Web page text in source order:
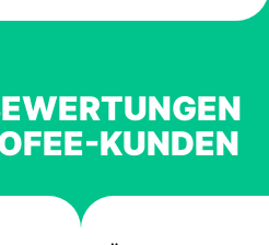
KUNDEN